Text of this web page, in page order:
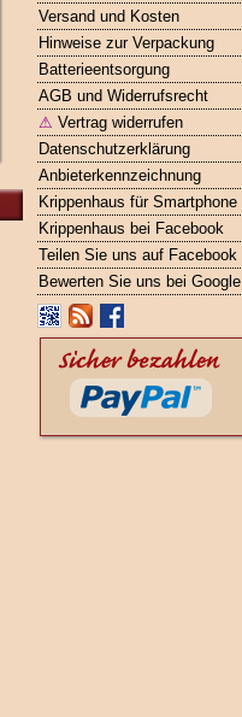
Versand und Kosten
Hinweise zur Verpackung
Batterieentsorgung
AGB und Widerrufsrecht
⚠ Vertrag widerrufen
Datenschutzerklärung
Anbieterkennzeichnung
Krippenhaus für Smartphone
Krippenhaus bei Facebook
Teilen Sie uns auf Facebook
Bewerten Sie uns bei Google